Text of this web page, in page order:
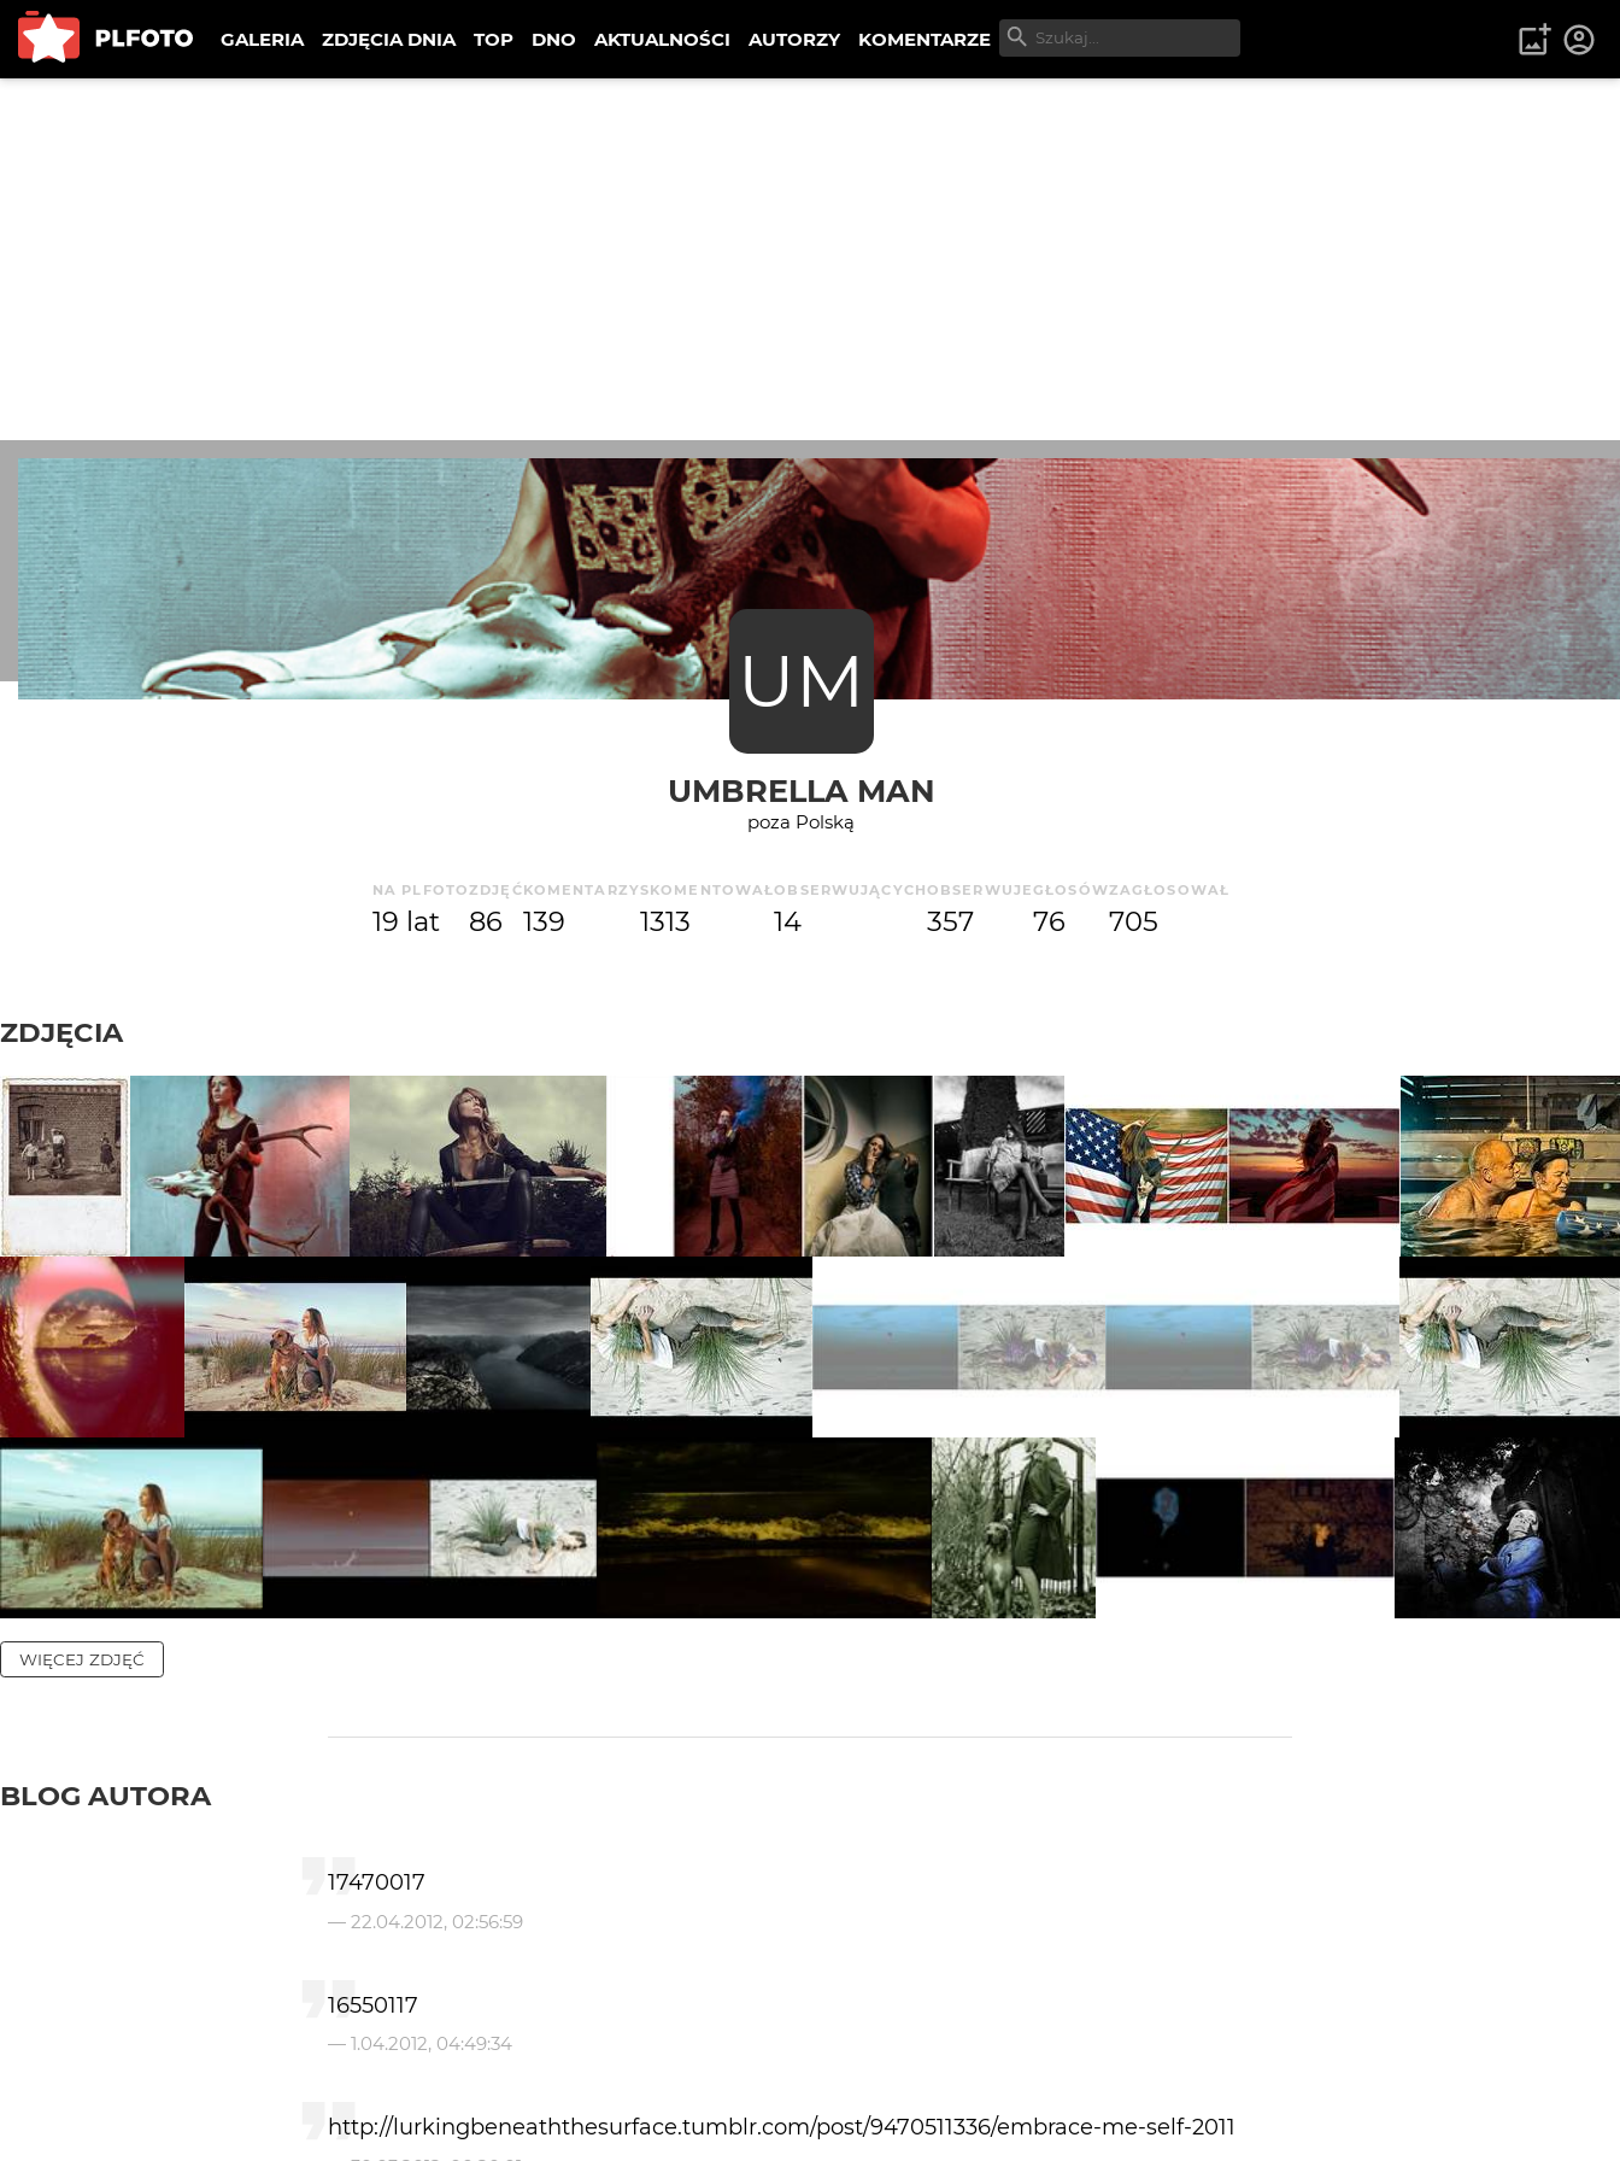
GALERIA ZDJĘCIA DNIA TOP DNO AKTUALNOŚCI AUTORZY KOMENTARZE
UM
UMBRELLA MAN
poza Polską
NA PLFOTO
19 lat
ZDJĘĆ
86
KOMENTARZY
139
SKOMENTOWAŁ
1313
OBSERWUJĄCYCH
14
OBSERWUJE
357
GŁOSÓW
76
ZAGŁOSOWAŁ
705
ZDJĘCIA
WIĘCEJ ZDJĘĆ
BLOG AUTORA
17470017
— 22.04.2012, 02:56:59
16550117
— 1.04.2012, 04:49:34
http://lurkingbeneaththesurface.tumblr.com/post/9470511336/embrace-me-self-2011